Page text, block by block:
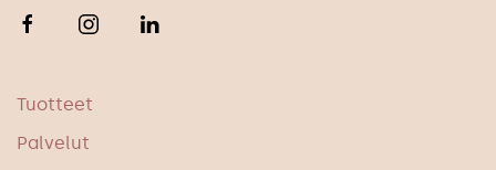
Tuotteet
Palvelut